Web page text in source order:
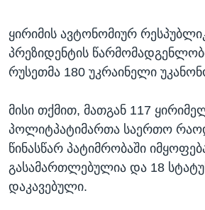
ᲒᲐᲚᲘᲚᲔᲝ
ᲓᲔᲖᲘᲜᲤᲝᲠᲛᲐᲪᲘᲐ
ენები
ყირიმის ავტონომიურ
პრეზიდენტის
რუსეთმა 180 უკრაინელი
მისი თქმით, მათგან 117
პოლიტპატიმართა საერთო
წინასწარ პატიმრობაში
გასამართლებულია და 18
დაკავებული.